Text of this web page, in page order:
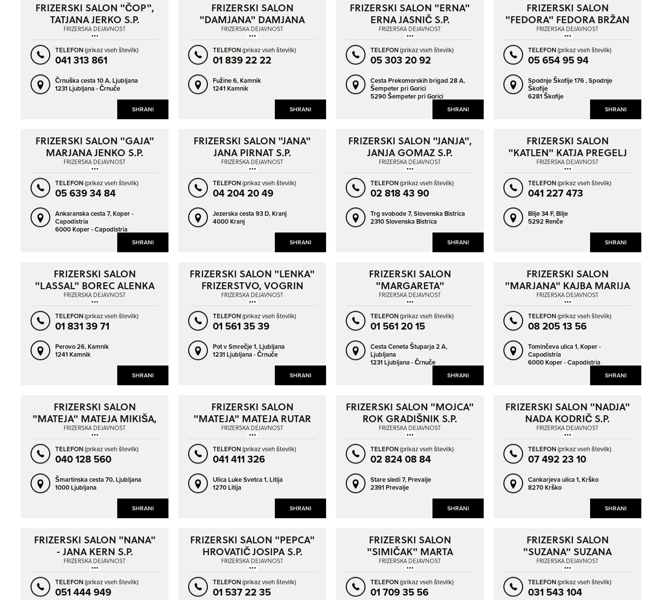
KISOVEC KOČEVJE
KOPER - CAPODISTRIA
KRANJ
KRŠKO LAŠKO
LENART V SLOVENSKIH GORICAH
LESCE
LUCIJA - LUCIA MARIBOR
MEDVODE
METLIKA MIKLAVŽ NA DRAVSKEM POLJU
MOZIRJE MURSKA SOBOTA
NAKLO NOVA GORICA
NOVO MESTO PIRAN - PIRANO
RADEČE
RADLJE OB DRAVI
RIBNICA
ROGAŠKA SLATINA SEVNICA
SLOVENJ GRADEC
SLOVENSKA BISTRICA SLOVENSKE KONJICE
SLOVENSKI JAVORNIK
ŠEMPETER PRI GORICI ŠENČUR
ŠENTILJ V SLOVENSKIH GORICAH
ŠKOFJA LOKA
ŠMARJE PRI JELŠAH ŠMARTNO PRI LITIJI
TRBOVLJE TREBNJE
ZAGORJE OB SAVI
ŽALEC
SHRANI
FRIZERSKI SALON "ČOP",
TATJANA JERKO S.P.
FRIZERSKA DEJAVNOST
TELEFON(prikaz vseh številk)
041 313 861
Črnuška cesta 10 A, Ljubljana
1231 Ljubljana - Črnuče
SHRANI
FRIZERSKI SALON
"DAMJANA" DAMJANA
ŠUŠTAR S.P.
FRIZERSKA DEJAVNOST
TELEFON(prikaz vseh številk)
01 839 22 22
Fužine 6, Kamnik
1241 Kamnik
SHRANI
FRIZERSKI SALON "ERNA"
ERNA JASNIČ S.P.
FRIZERSKA DEJAVNOST
TELEFON(prikaz vseh številk)
05 303 20 92
Cesta Prekomorskih brigad 28 A,
Šempeter pri Gorici
5290 Šempeter pri Gorici
SHRANI
FRIZERSKI SALON
"FEDORA" FEDORA BRŽAN
S.P.
FRIZERSKA DEJAVNOST
TELEFON(prikaz vseh številk)
05 654 95 94
Spodnje Škofije 176 ,Spodnje
Škofije
6281 Škofije
SHRANI
FRIZERSKI SALON "GAJA"
MARJANA JENKO S.P.
FRIZERSKA DEJAVNOST
TELEFON(prikaz vseh številk)
05 639 34 84
Ankaranska cesta 7, Koper -
Capodistria
6000 Koper - Capodistria
SHRANI
FRIZERSKI SALON "JANA"
JANA PIRNAT S.P.
FRIZERSKA DEJAVNOST
TELEFON(prikaz vseh številk)
04 204 20 49
Jezerska cesta 93 D, Kranj
4000 Kranj
SHRANI
FRIZERSKI SALON "JANJA",
JANJA GOMAZ S.P.
FRIZERSKA DEJAVNOST
TELEFON(prikaz vseh številk)
02 818 43 90
Trg svobode 7,Slovenska Bistrica
2310 Slovenska Bistrica
SHRANI
FRIZERSKI SALON
"KATLEN" KATJA PREGELJ
S.P.
FRIZERSKA DEJAVNOST
TELEFON(prikaz vseh številk)
041 227 473
Bilje 34 F, Bilje
5292 Renče
SHRANI
FRIZERSKI SALON
"LASSAL" BOREC ALENKA
S.P.
FRIZERSKA DEJAVNOST
TELEFON(prikaz vseh številk)
01 831 39 71
Perovo 26, Kamnik
1241 Kamnik
SHRANI
FRIZERSKI SALON "LENKA"
FRIZERSTVO, VOGRIN
ALENKA S.P.
FRIZERSKA DEJAVNOST
TELEFON(prikaz vseh številk)
01 561 35 39
Pot v Smrečje 1, Ljubljana
1231 Ljubljana - Črnuče
SHRANI
FRIZERSKI SALON
"MARGARETA"
MARGARETA BAUER S.P.
FRIZERSKA DEJAVNOST
TELEFON(prikaz vseh številk)
01 561 20 15
Cesta Ceneta Štuparja 2 A,
Ljubljana
1231 Ljubljana - Črnuče
SHRANI
FRIZERSKI SALON
"MARJANA" KAJBA MARIJA
S.P.
FRIZERSKA DEJAVNOST
TELEFON(prikaz vseh številk)
08 205 13 56
Tominčeva ulica 1, Koper -
Capodistria
6000 Koper - Capodistria
SHRANI
FRIZERSKI SALON
"MATEJA" MATEJA MIKIŠA,
S.P.
FRIZERSKA DEJAVNOST
TELEFON(prikaz vseh številk)
040 128 560
Šmartinska cesta 70, Ljubljana
1000 Ljubljana
SHRANI
FRIZERSKI SALON
"MATEJA" MATEJA RUTAR
S.P.
FRIZERSKA DEJAVNOST
TELEFON(prikaz vseh številk)
041 411 326
Ulica Luke Svetca 1, Litija
1270 Litija
SHRANI
FRIZERSKI SALON "MOJCA"
ROK GRADIŠNIK S.P.
FRIZERSKA DEJAVNOST
TELEFON(prikaz vseh številk)
02 824 08 84
Stare sledi 7, Prevalje
2391 Prevalje
SHRANI
FRIZERSKI SALON "NADJA"
NADA KODRIČ S.P.
FRIZERSKA DEJAVNOST
TELEFON(prikaz vseh številk)
07 492 23 10
Cankarjeva ulica 1, Krško
8270 Krško
FRIZERSKI SALON "NANA"
- JANA KERN S.P.
FRIZERSKA DEJAVNOST
TELEFON(prikaz vseh številk)
051 444 949
FRIZERSKI SALON "PEPCA"
HROVATIČ JOSIPA S.P.
FRIZERSKA DEJAVNOST
TELEFON(prikaz vseh številk)
01 537 22 35
FRIZERSKI SALON
"SIMIČAK" MARTA
TEKAVEC S.P.
FRIZERSKA DEJAVNOST
TELEFON(prikaz vseh številk)
01 709 35 56
FRIZERSKI SALON
"SUZANA" SUZANA
MARUŠIČ S.P.
FRIZERSKA DEJAVNOST
TELEFON(prikaz vseh številk)
031 543 104